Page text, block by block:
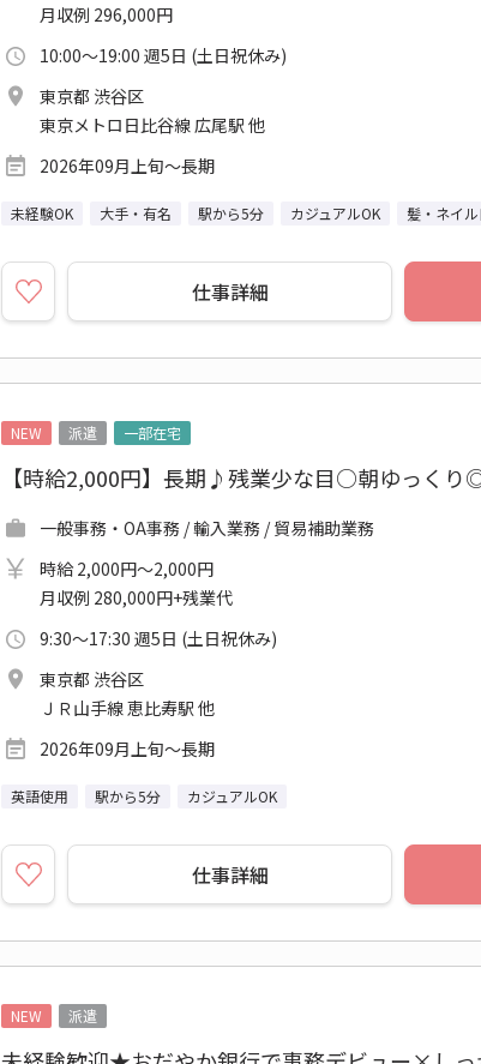
月収例 296,000円
10:00～19:00 週5日 (土日祝休み)
東京都 渋谷区
東京メトロ日比谷線 広尾駅 他
2026年09月上旬～長期
未経験OK 大手・有名 駅から5分 カジュアルOK 髪・ネイ
仕事詳細
NEW 派遣 一部在宅
【時給2,000円】長期♪残業少な目○朝ゆっく
一般事務・OA事務 / 輸入業務 / 貿易補助業務
時給 2,000円～2,000円
月収例 280,000円+残業代
9:30～17:30 週5日 (土日祝休み)
東京都 渋谷区
ＪＲ山手線 恵比寿駅 他
2026年09月上旬～長期
英語使用 駅から5分 カジュアルOK
仕事詳細
NEW 派遣